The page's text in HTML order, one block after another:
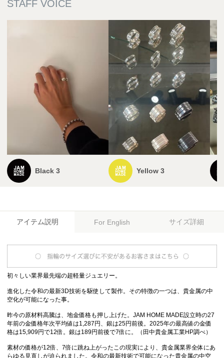
Black 3 Yellow 3
アイテム説明 For English サイズ詳細
初々しい業界最先端の超軽量ジュエリー。
進化した令和の最新3D技術を駆使して製作。その特徴の一つは、貴金属の中
空化が可能になった事。
昨今の原材料高騰は、地金価格も押し上げた。JAM HOME MADE設立時の27
年前の金価格年次平均値は1,287円、銀は25円前後。2025年の最高値の金価
格は15,909円で12倍。銀は189円前後で7倍に。（田中貴金属工業HP調べ）
素材の価格が12倍、7倍に跳ね上がったこの現実により、貴金属業界全体にあ
らゆる見直しが迫られました。令和の最新技術で可能になった貴金属の中空